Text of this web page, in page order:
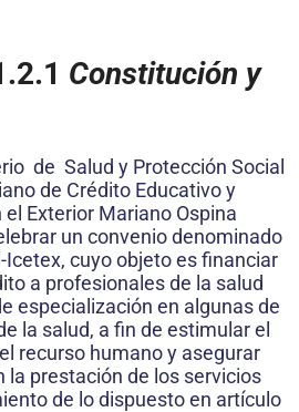
Constitución y
de Salud y Protección Social
de Crédito Educativo y
Exterior Mariano Ospina
un convenio denominado
cuyo objeto es financiar
a profesionales de la salud
especialización en algunas de
la salud, a fin de estimular el
recurso humano y asegurar
la prestación de los servicios
de lo dispuesto en artículo